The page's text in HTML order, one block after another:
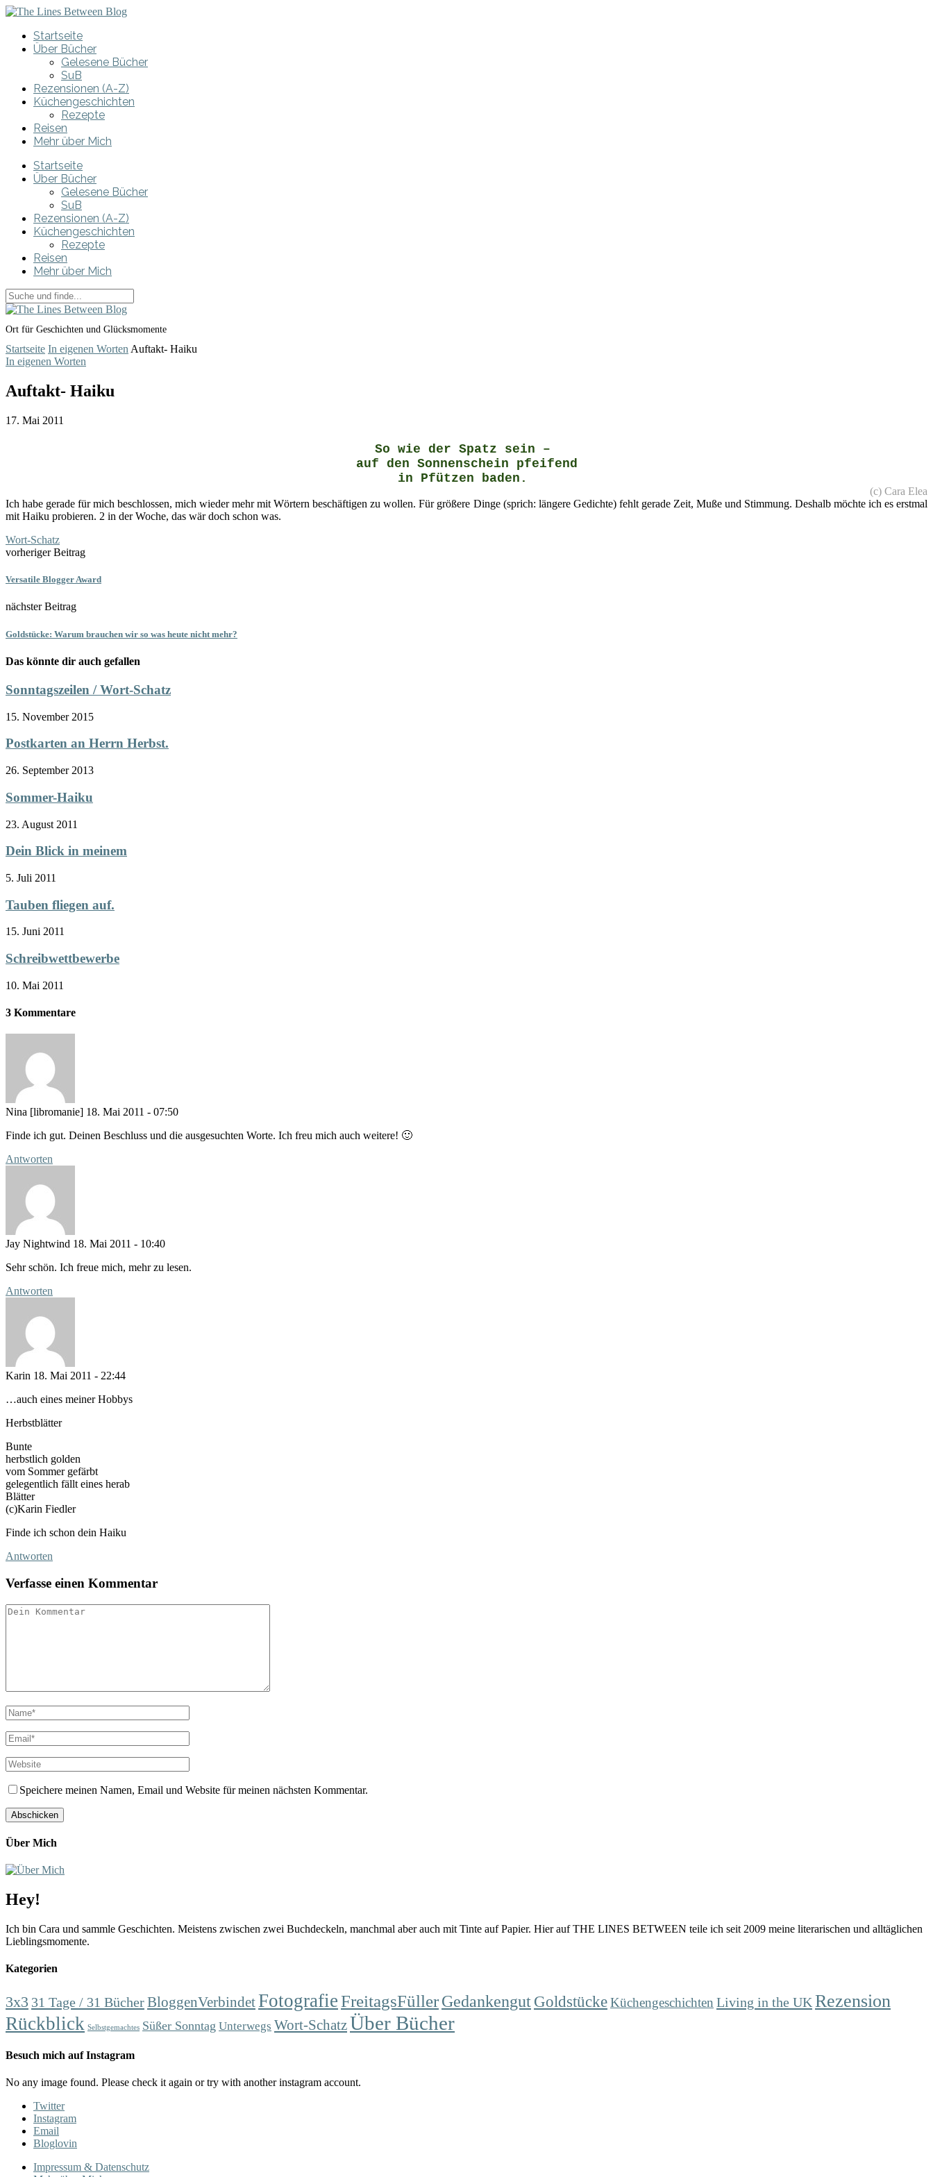
Startseite
Über Bücher
Gelesene Bücher
SuB
Rezensionen (A-Z)
Küchengeschichten
Rezepte
Reisen
Mehr über Mich
Startseite
Über Bücher
Gelesene Bücher
SuB
Rezensionen (A-Z)
Küchengeschichten
Rezepte
Reisen
Mehr über Mich
Ort für Geschichten und Glücksmomente
Startseite In eigenen Worten Auftakt- Haiku
In eigenen Worten
Auftakt- Haiku
17. Mai 2011
So wie der Spatz sein –
auf den Sonnenschein pfeifend
in Pfützen baden.
(c) Cara Elea
Ich habe gerade für mich beschlossen, mich wieder mehr mit Wörtern beschäftigen zu wollen. Für größere Dinge (sprich: längere Gedichte) fehlt gerade Zeit, Muße und Stimmung. Deshalb möchte ich es erstmal
mit Haiku probieren. 2 in der Woche, das wär doch schon was.
Wort-Schatz
vorheriger Beitrag
Versatile Blogger Award
nächster Beitrag
Goldstücke: Warum brauchen wir so was heute nicht mehr?
Das könnte dir auch gefallen
Sonntagszeilen / Wort-Schatz
15. November 2015
Postkarten an Herrn Herbst.
26. September 2013
Sommer-Haiku
23. August 2011
Dein Blick in meinem
5. Juli 2011
Tauben fliegen auf.
15. Juni 2011
Schreibwettbewerbe
10. Mai 2011
3 Kommentare
Nina [libromanie] 18. Mai 2011 - 07:50
Finde ich gut. Deinen Beschluss und die ausgesuchten Worte. Ich freu mich auch weitere! 🙂
Antworten
Jay Nightwind 18. Mai 2011 - 10:40
Sehr schön. Ich freue mich, mehr zu lesen.
Antworten
Karin 18. Mai 2011 - 22:44
…auch eines meiner Hobbys
Herbstblätter
Bunte
herbstlich golden
vom Sommer gefärbt
gelegentlich fällt eines herab
Blätter
(c)Karin Fiedler
Finde ich schon dein Haiku
Antworten
Verfasse einen Kommentar
Speichere meinen Namen, Email und Website für meinen nächsten Kommentar.
Über Mich
Hey!
Ich bin Cara und sammle Geschichten. Meistens zwischen zwei Buchdeckeln, manchmal aber auch mit Tinte auf Papier. Hier auf THE LINES BETWEEN teile ich seit 2009 meine literarischen und alltäglichen
Lieblingsmomente.
Kategorien
3x3 31 Tage / 31 BücherBloggenVerbindetFotografieFreitagsFüllerGedankengut GoldstückeKüchengeschichten Living in the UK Rezension
Rückblick Selbstgemachtes Süßer Sonntag Unterwegs Wort-SchatzÜber Bücher
Besuch mich auf Instagram
No any image found. Please check it again or try with another instagram account.
Twitter
Instagram
Email
Bloglovin
Impressum & Datenschutz